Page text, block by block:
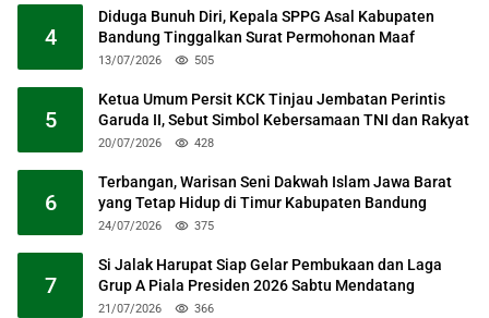
4
Diduga Bunuh Diri, Kepala SPPG Asal Kabupaten
Bandung Tinggalkan Surat Permohonan Maaf
13/07/2026 505
5
Ketua Umum Persit KCK Tinjau Jembatan Perintis
Garuda II, Sebut Simbol Kebersamaan TNI dan Rakyat
20/07/2026 428
6
Terbangan, Warisan Seni Dakwah Islam Jawa Barat
yang Tetap Hidup di Timur Kabupaten Bandung
24/07/2026 375
7
Si Jalak Harupat Siap Gelar Pembukaan dan Laga
Grup A Piala Presiden 2026 Sabtu Mendatang
21/07/2026 366